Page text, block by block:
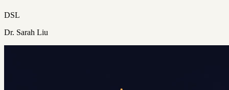
DSL
Dr. Sarah Liu